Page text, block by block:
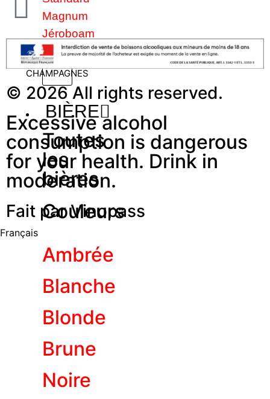
Magnum
Jéroboam
VOIR PLUS DE
CHAMPAGNES
BIÈRE
Toutes
les
bières
Couleurs
Ambrée
Blanche
Blonde
Brune
Noire
© 2026 All rights reserved.
Excessive alcohol
consumption is dangerous
for your health. Drink in
moderation.
Fait par Vinopass
Français